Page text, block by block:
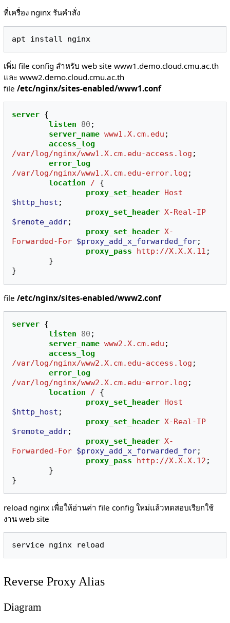
ที่เครื่อง nginx รันคำสั่ง
เพิ่ม file config สำหรับ web site www1.demo.cloud.cmu.ac.th
และ www2.demo.cloud.cmu.ac.th
file /etc/nginx/sites-enabled/www1.conf
server {
listen
80 ;
server_name www1.X.cm.edu ;
access_log
/var/log/nginx/www1.X.cm.edu-access.log ;
error_log
/var/log/nginx/www1.X.cm.edu-error.log ;
location
/
{
proxy_set_header
Host
$http_host ;
proxy_set_header X-Real-IP
$remote_addr;
proxy_set_header X-
Forwarded-For $proxy_add_x_forwarded_for;
proxy_pass
http://X.X.X.11 ;
}
}
file /etc/nginx/sites-enabled/www2.conf
server {
listen
80 ;
server_name www2.X.cm.edu ;
access_log
/var/log/nginx/www2.X.cm.edu-access.log ;
error_log
/var/log/nginx/www2.X.cm.edu-error.log ;
location
/
{
proxy_set_header Host
$http_host ;
proxy_set_header X-Real-IP
$remote_addr;
proxy_set_header X-
Forwarded-For $proxy_add_x_forwarded_for;
proxy_pass
http://X.X.X.12 ;
}
}
reload nginx เพื่อให้อ่านค่า file config ใหม่แล้วทดสอบเรียกใช้
งาน web site
Reverse Proxy Alias
Diagram